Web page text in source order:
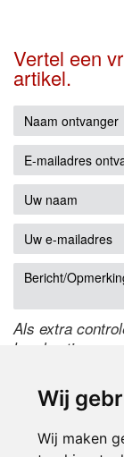
Wij
Wij maken
Vertel een
artikel.
Als extra
handmatige
de code te